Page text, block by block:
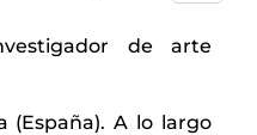
de arte
(España). A lo largo